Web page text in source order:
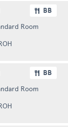
BB
Room
BB
Room